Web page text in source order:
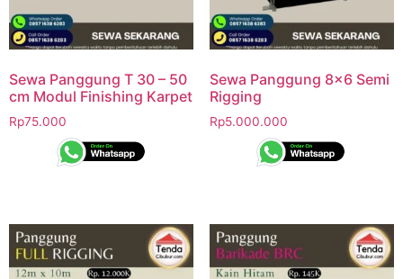
Sewa Panggung T 30 – 50
cm Modul Finishing Karpet
Rp75.000
Sewa Panggung 8×6 Semi
Rigging
Rp5.000.000